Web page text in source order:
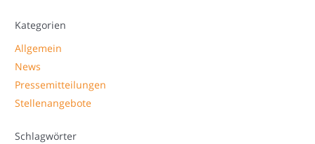
Kategorien
Allgemein
News
Pressemitteilungen
Stellenangebote
Schlagwörter